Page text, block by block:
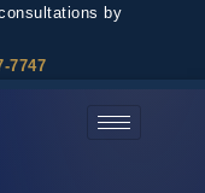
by
7747